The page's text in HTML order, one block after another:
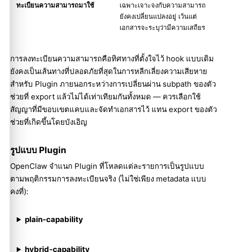
ทะเบียนความสามารถมาใช้
เฉพาะเจาะจงกับความสามารถ
ยังคงเปลี่ยนแปลงอยู่ เว้นแต่
เอกสารจะระบุว่ามีความเสถียร
การลงทะเบียนความสามารถคือทิศทางที่ตั้งใจไว้ hook แบบเดิม
ยังคงเป็นเส้นทางที่ปลอดภัยที่สุดในการหลีกเลี่ยงความเสียหาย
สำหรับ Plugin ภายนอกระหว่างการเปลี่ยนผ่าน subpath ของตัว
ช่วยที่ export แล้วไม่ได้เท่าเทียมกันทั้งหมด — ควรเลือกใช้
สัญญาที่มีขอบเขตแคบและจัดทำเอกสารไว้ แทน export ของตัว
ช่วยที่เกิดขึ้นโดยบังเอิญ
รูปแบบ Plugin
OpenClaw จำแนก Plugin ที่โหลดแต่ละรายการเป็นรูปแบบ
ตามพฤติกรรมการลงทะเบียนจริง (ไม่ใช่เพียง metadata แบบ
คงที่):
plain-capability
hybrid-capability